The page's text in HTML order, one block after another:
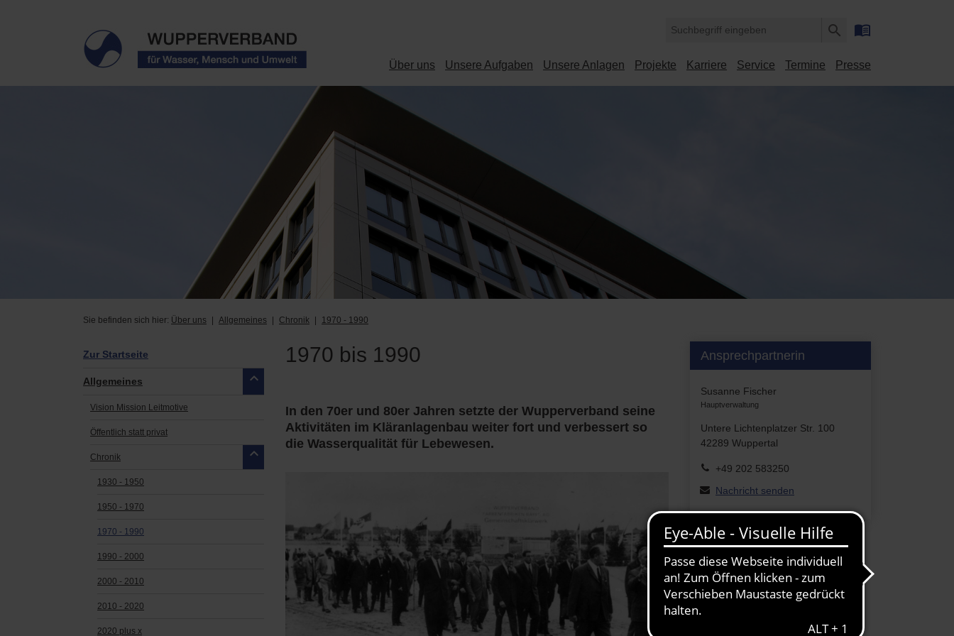
menu_book
search
starten
Über uns Unsere Aufgaben Unsere Anlagen Projekte Karriere Service Termine Presse
Sie befinden sich hier: Über uns Allgemeines Chronik 1970 - 1990
Zur Startseite
Allgemeines
Vision Mission Leitmotive
Öffentlich statt privat
Chronik
1930 - 1950
1950 - 1970
1970 - 1990
1990 - 2000
2000 - 2010
2010 - 2020
2020 plus x
1970 bis 1990
In den 70er und 80er Jahren setzte der Wupperverband seine
Aktivitäten im Kläranlagenbau weiter fort und verbessert so
die Wasserqualität für Lebewesen.
Ansprechpartnerin
Susanne Fischer
Hauptverwaltung
Untere Lichtenplatzer Str. 100
42289 Wuppertal
+49 202 583250
Nachricht senden